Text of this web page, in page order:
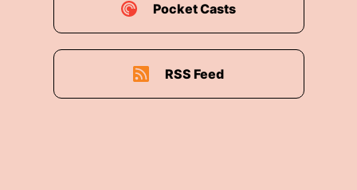
Pocket Casts
RSS Feed